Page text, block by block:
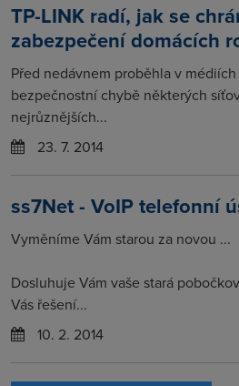
TP-LINK radí, jak se
zabezpečení domácích
Před nedávnem proběhla v
bezpečnostní chybě některých
nejrůznějších...
23. 7. 2014
ss7Net - VoIP telefonní
Vyměníme Vám starou za novou ...
Dosluhuje Vám vaše stará
Vás řešení...
10. 2. 2014